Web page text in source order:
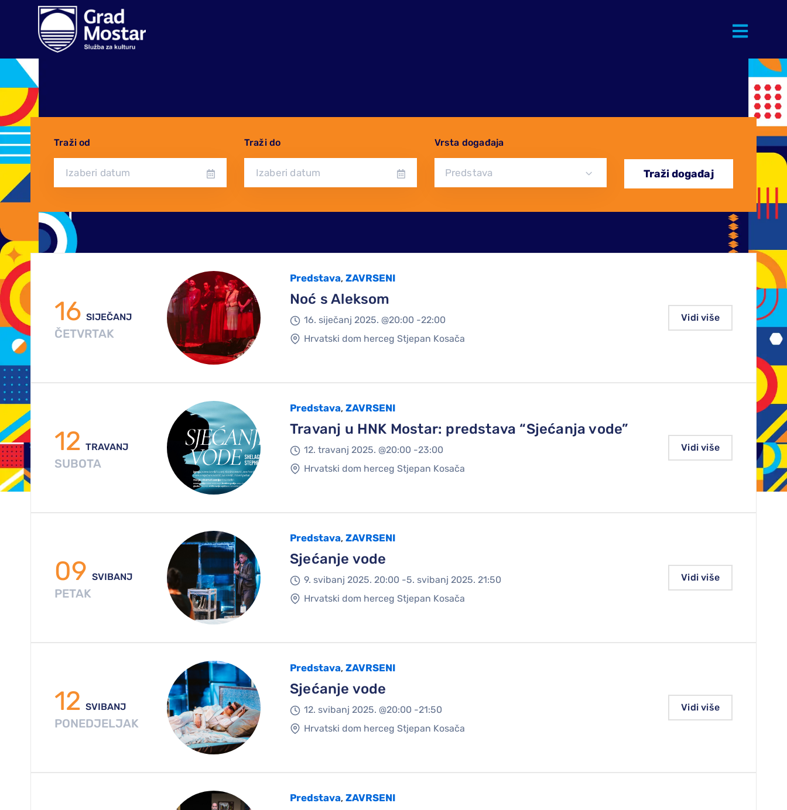
Traži od Traži do Vrsta događaja
Predstava
16SIJEČANJ
ČETVRTAK
Predstava, ZAVRSENI
Noć s Aleksom
16. siječanj 2025. @20:00 -22:00
Hrvatski dom herceg Stjepan Kosača
Vidi više
12TRAVANJ
SUBOTA
Predstava, ZAVRSENI
Travanj u HNK Mostar: predstava “Sjećanja vode”
12. travanj 2025. @20:00 -23:00
Hrvatski dom herceg Stjepan Kosača
Vidi više
09SVIBANJ
PETAK
Predstava, ZAVRSENI
Sjećanje vode
9. svibanj 2025. 20:00 -5. svibanj 2025. 21:50
Hrvatski dom herceg Stjepan Kosača
Vidi više
12SVIBANJ
PONEDJELJAK
Predstava, ZAVRSENI
Sjećanje vode
12. svibanj 2025. @20:00 -21:50
Hrvatski dom herceg Stjepan Kosača
Vidi više
Predstava, ZAVRSENI